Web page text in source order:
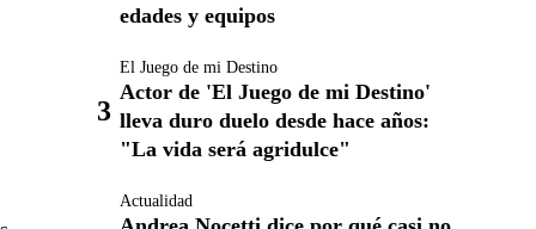
edades y equipos
El Juego de mi Destino
Actor de 'El Juego de mi Destino'
lleva duro duelo desde hace años:
"La vida será agridulce"
Actualidad